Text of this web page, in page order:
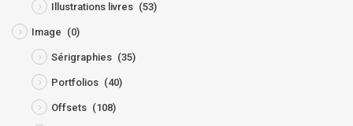
Illustrations livres (53)
Image (0)
Sérigraphies (35)
Portfolios (40)
Offsets (108)